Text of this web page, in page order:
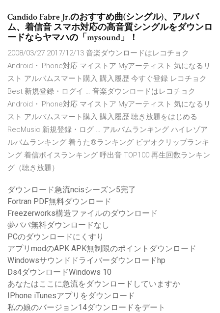
Candido Fabre Jr.のおすすめ曲(シングル)、アルバ
ム、着信音 スマホ対応の高音質シングルをダウンロ
ードならヤマハの「mysound」！
2008/03/27 2017/12/13 音楽ダウンロードはレコチョク
Android・iPhone対応 マイストア Myアーティスト 気になるリ
スト アルバムスマート購入 購入履歴 今すぐ登録 レコチョク
Best 新規登録・ログイ … 音楽ダウンロードはレコチョク
Android・iPhone対応 マイストア Myアーティスト 気になるリ
スト アルバムスマート購入 購入履歴 聴き放題をはじめる
RecMusic 新規登録・ログ … アルバムランキング ハイレゾア
ルバムランキング 着うた®ランキング ビデオクリップランキ
ング 着信ボイスランキング 呼出音 TOP100 再生回数ランキン
グ（聴き放題）
ダウンロード急流ncisシーズン5完了
Fortran PDF無料ダウンロード
Freezerworks構造ファイルのダウンロード
夢パパ無料ダウンロードなし
PCのダウンロードにくすり
アプリmodのAPK APK無制限のポイントダウンロード
Windowsサウンドドライバーダウンロードhp
Ds4ダウンロードWindows 10
あなたはここに急流をダウンロードしていますか
IPhone iTunesアプリをダウンロード
私の娘のバージョン14ダウンロードをデート